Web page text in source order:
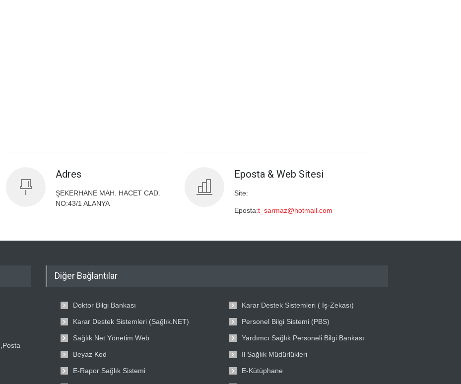
Adres
ŞEKERHANE MAH. HACET CAD.
NO:43/1 ALANYA
Eposta & Web Sitesi
Site:
Eposta:t_sarmaz@hotmail.com
Diğer Bağlantılar
Doktor Bilgi Bankası
Karar Destek Sistemleri (Sağlık.NET)
Sağlık.Net Yönetim Web
Beyaz Kod
E-Rapor Sağlık Sistemi
Karar Destek Sistemleri ( İş-Zekası)
Personel Bilgi Sistemi (PBS)
Yardımcı Sağlık Personeli Bilgi Bankası
İl Sağlık Müdürlükleri
E-Kütüphane